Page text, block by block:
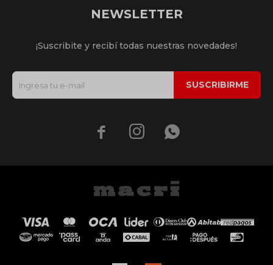
NEWSLETTER
¡Suscribite y recibí todas nuestras novedades!
SUSCRIBIRME
  